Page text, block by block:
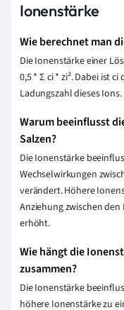
Ionenstärke
Wie berechnet man
Die Ionenstärke einer
0,5 * Σ ci * zi². Dabei ist
Ladungszahl dieses
Warum beeinflusst
Salzen?
Die Ionenstärke
Wechselwirkungen
verändert. Höhere
Anziehung zwischen
erhöht.
Wie hängt die
zusammen?
Die Ionenstärke
höhere Ionenstärke zu